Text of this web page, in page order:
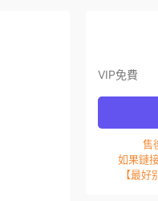
VIP免費
售
如果鏈
【最好